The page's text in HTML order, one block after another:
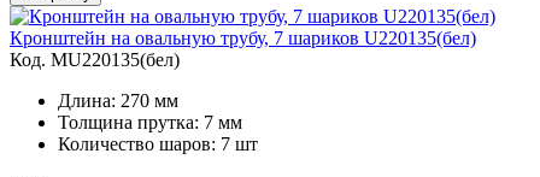
Кронштейн на овальную трубу, 7 шариков U220135(бел)
Код. MU220135(бел)
Длина: 270 мм
Толщина прутка: 7 мм
Количество шаров: 7 шт